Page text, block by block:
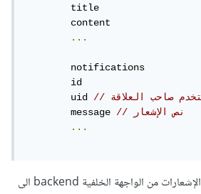
	title
	content
...
	notifications
	id
	uid
صاحب العلاقة
	message
// نص الإشعار
...
أيضا قد تحتاج تقنية لدفع الإشعارات من الواجهة الخلفية backend الى